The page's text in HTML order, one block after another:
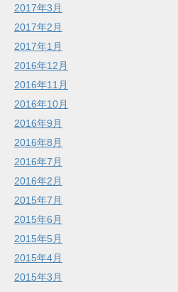
2017年3月
2017年2月
2017年1月
2016年12月
2016年11月
2016年10月
2016年9月
2016年8月
2016年7月
2016年2月
2015年7月
2015年6月
2015年5月
2015年4月
2015年3月